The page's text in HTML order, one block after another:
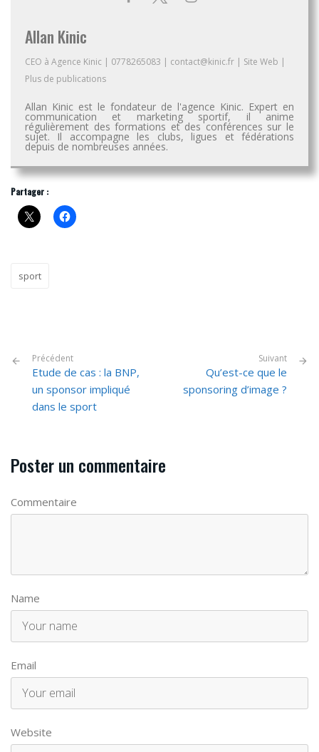
Allan Kinic
CEO à Agence Kinic | 0778265083 | contact@kinic.fr | Site Web |
Plus de publications
Allan Kinic est le fondateur de l'agence Kinic. Expert en
communication et marketing sportif, il anime
régulièrement des formations et des conférences sur le
sujet. Il accompagne les clubs, ligues et fédérations
depuis de nombreuses années.
Partager :
sport
Précédent
Etude de cas : la BNP,
un sponsor impliqué
dans le sport
Suivant
Qu’est-ce que le
sponsoring d’image ?
Poster un commentaire
Commentaire
Name
Email
Website